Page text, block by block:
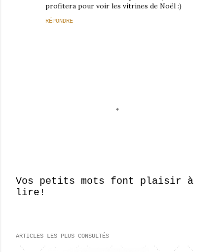
profitera pour voir les vitrines de Noël :)
RÉPONDRE
E
g
Vos petits mots font plaisir à
lire!
ARTICLES LES PLUS CONSULTÉS